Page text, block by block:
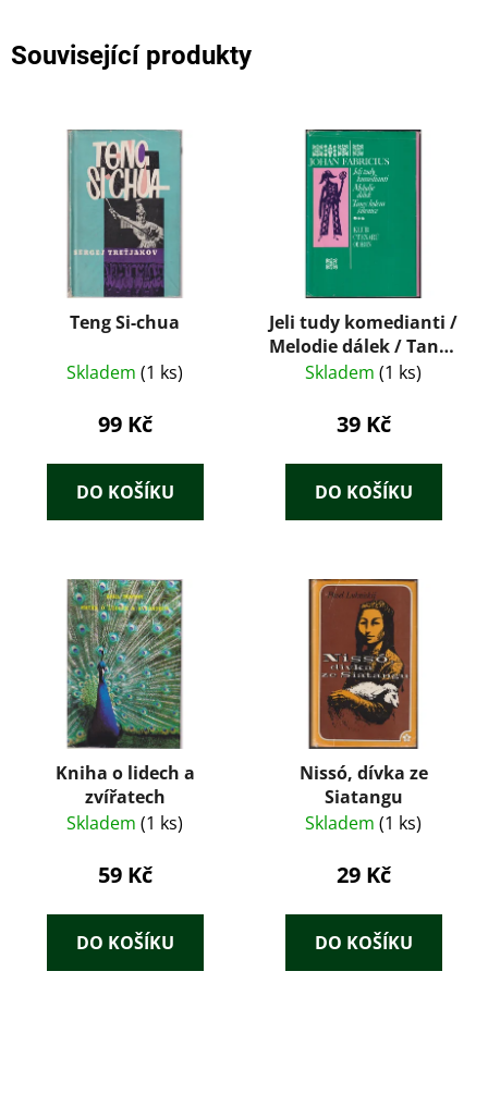
Související produkty
Teng Si-chua
Skladem (1 ks)
99 Kč
DO KOŠÍKU
Jeli tudy komedianti /
Melodie dálek / Tanec
kolem šibenice
Skladem (1 ks)
39 Kč
DO KOŠÍKU
Kniha o lidech a
zvířatech
Skladem (1 ks)
59 Kč
DO KOŠÍKU
Nissó, dívka ze
Siatangu
Skladem (1 ks)
29 Kč
DO KOŠÍKU